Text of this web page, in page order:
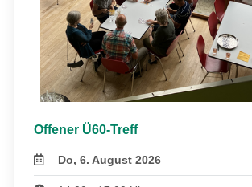
Offener Ü60-Treff
Do, 6. August 2026